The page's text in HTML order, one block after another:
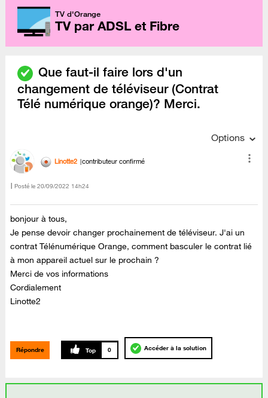
TV d'Orange
TV par ADSL et Fibre
Que faut-il faire lors d'un
changement de téléviseur (Contrat
Télé numérique orange)? Merci.
Options
Linotte2 contributeur confirmé
Posté le ‎20/09/2022 14h24
bonjour à tous,
Je pense devoir changer prochainement de téléviseur. J'ai un
contrat Télénumérique Orange, comment basculer le contrat lié
à mon appareil actuel sur le prochain ?
Merci de vos informations
Cordialement
Linotte2
Répondre 0 Accéder à la solution